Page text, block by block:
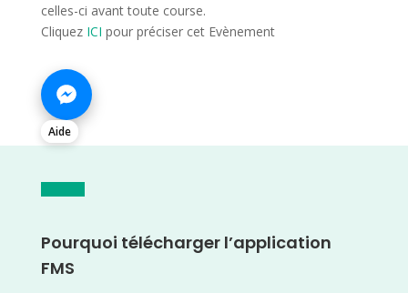
celles-ci avant toute course.
Cliquez ICI pour préciser cet Evènement
Aide
Pourquoi télécharger l’application
FMS